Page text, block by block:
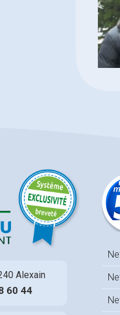
Alexain
60 44